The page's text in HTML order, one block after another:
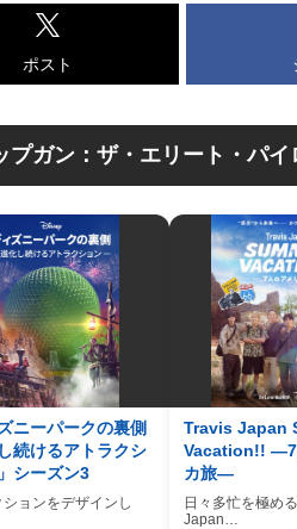
ポスト
プガン：ザ・エリート・パ
ニーパークの裏側
続けるアトラクシ
シーズン3
ションをデザインし
Travis Japan
Vacation!! ―7
カ旅―
日々多忙を極め
Japan…